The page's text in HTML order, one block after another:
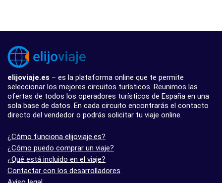
elijoviaje.es – es la plataforma online que te permite
seleccionar los mejores circuitos turísticos. Reunimos las
ofertas de todos los operadores turísticos de España en una
sola base de datos. En cada circuito encontrarás el contacto
directo del vendedor o podrás solicitar tu viaje online.
¿Cómo funciona elijoviaje.es?
¿Cómo puedo comprar un viaje?
¿Qué está incluido en el viaje?
Contactar con los desarrolladores